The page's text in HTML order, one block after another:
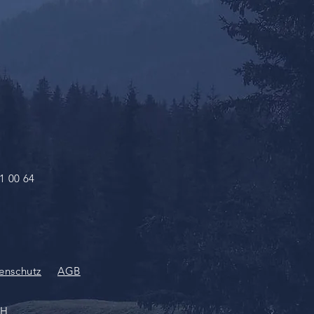
00 64
AGB